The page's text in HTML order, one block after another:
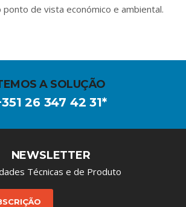
de vista económico e ambiental.
A SOLUÇÃO
26 347 42 31*
NEWSLETTER
Técnicas e de Produto